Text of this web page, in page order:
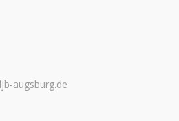
augsburg.de